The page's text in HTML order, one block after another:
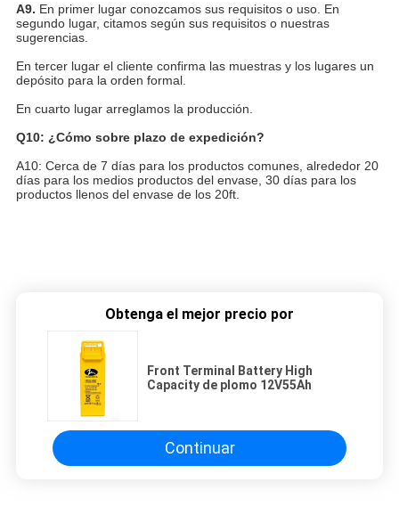
A9. En primer lugar conozcamos sus requisitos o uso. En
segundo lugar, citamos según sus requisitos o nuestras
sugerencias.
En tercer lugar el cliente confirma las muestras y los lugares un
depósito para la orden formal.
En cuarto lugar arreglamos la producción.
Q10: ¿Cómo sobre plazo de expedición?
A10: Cerca de 7 días para los productos comunes, alrededor 20
días para los medios productos del envase, 30 días para los
productos llenos del envase de los 20ft.
Obtenga el mejor precio por
Front Terminal Battery High
Capacity de plomo 12V55Ah
Continuar